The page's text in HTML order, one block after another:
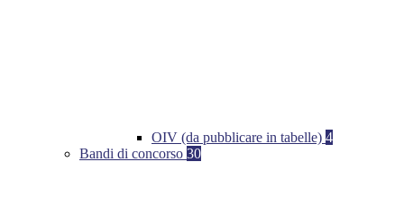
OIV (da pubblicare in tabelle) 4
Bandi di concorso 30